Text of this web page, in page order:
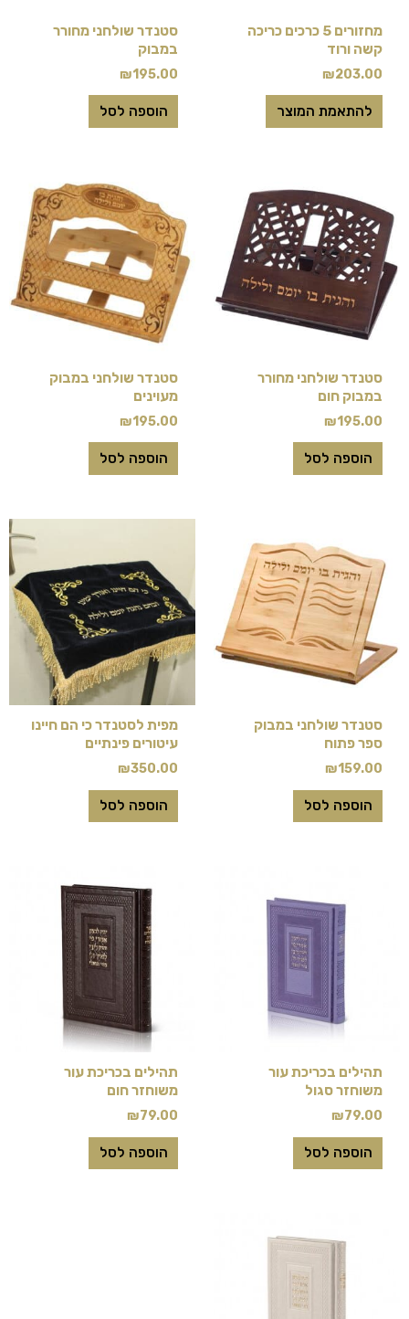
מחזורים 5 כרכים כריכה
קשה ורוד
₪203.00
להתאמת המוצר
האפשרויות
המוצר
סטנדר שולחני מחורר
במבוק
₪195.00
הוספה לסל
סטנדר שולחני מחורר
במבוק חום
₪195.00
הוספה לסל
סטנדר שולחני במבוק
מעוינים
₪195.00
הוספה לסל
סטנדר שולחני במבוק
ספר פתוח
₪159.00
הוספה לסל
מפית לסטנדר כי הם חיינו
עיטורים פינתיים
₪350.00
הוספה לסל
תהילים בכריכת עור
משוחזר סגול
₪79.00
הוספה לסל
תהילים בכריכת עור
משוחזר חום
₪79.00
הוספה לסל